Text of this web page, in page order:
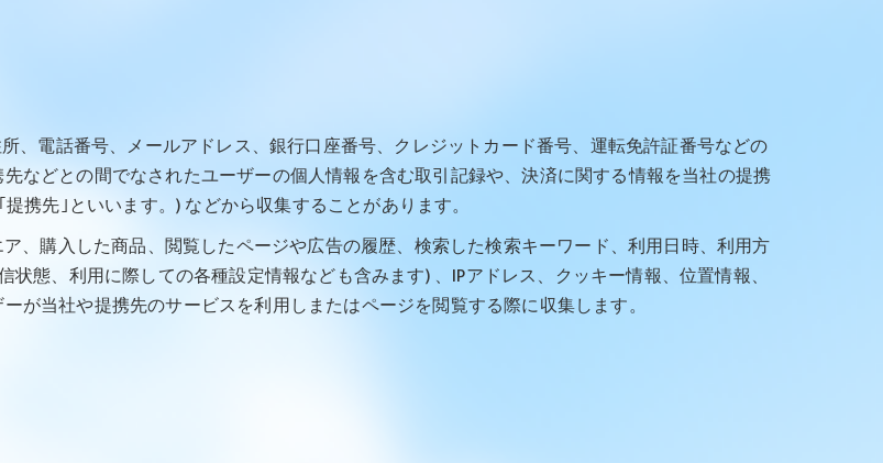
、電話番号、メールアドレス、銀行口座番号、クレジットカード番号、運転免許証番号などの
などとの間でなされたユーザーの個人情報を含む取引記録や、決済に関する情報を当社の提携
携先｣といいます。) などから収集することがあります。
、購入した商品、閲覧したページや広告の履歴、検索した検索キーワード、利用日時、利用方
態、利用に際しての各種設定情報なども含みます) 、IPアドレス、クッキー情報、位置情報、
が当社や提携先のサービスを利用しまたはページを閲覧する際に収集します。